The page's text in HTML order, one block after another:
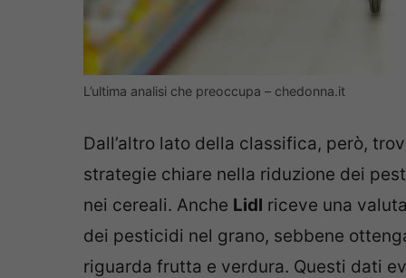
L’ultima analisi che preoccupa – chedonna.it
Dall’altro lato della classifica, però,
strategie chiare nella riduzione dei
nei cereali. Anche Lidl riceve una
dei pesticidi nel grano, sebbene
riguarda frutta e verdura. Questi dati